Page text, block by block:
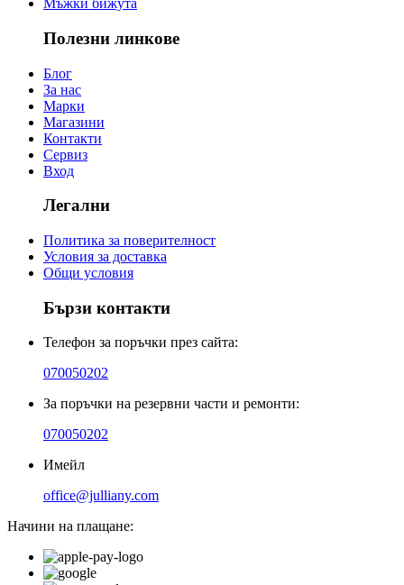
Мъжки бижута
Полезни линкове
Блог
За нас
Марки
Магазини
Контакти
Сервиз
Вход
Легални
Политика за поверителност
Условия за доставка
Общи условия
Бързи контакти
Телефон за поръчки през сайта:
070050202
За поръчки на резервни части и ремонти:
070050202
Имейл
office@julliany.com
Начини на плащане: